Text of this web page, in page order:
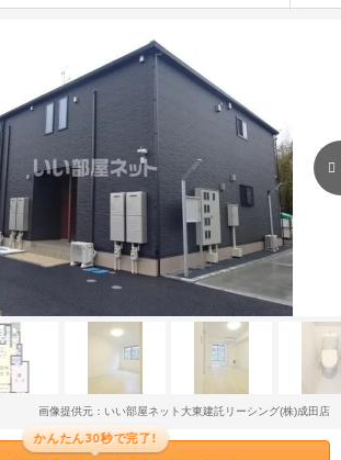
画像提供元：いい部屋ネット大東建託リーシング(株)成田店
かんたん30秒で完了!